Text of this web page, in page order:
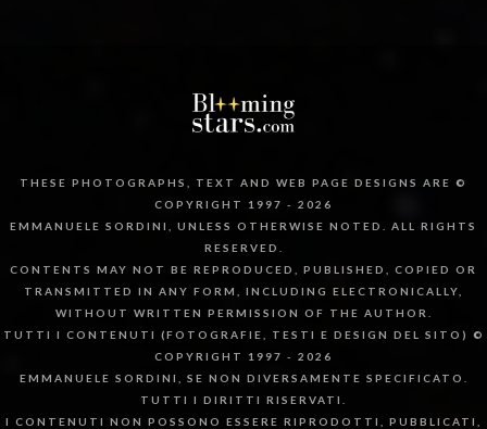
THESE PHOTOGRAPHS, TEXT AND WEB PAGE DESIGNS ARE ©
COPYRIGHT 1997 - 2026
EMMANUELE SORDINI, UNLESS OTHERWISE NOTED. ALL RIGHTS
RESERVED.
CONTENTS MAY NOT BE REPRODUCED, PUBLISHED, COPIED OR
TRANSMITTED IN ANY FORM, INCLUDING ELECTRONICALLY,
WITHOUT WRITTEN PERMISSION OF THE AUTHOR.
TUTTI I CONTENUTI (FOTOGRAFIE, TESTI E DESIGN DEL SITO) ©
COPYRIGHT 1997 - 2026
EMMANUELE SORDINI, SE NON DIVERSAMENTE SPECIFICATO.
TUTTI I DIRITTI RISERVATI.
I CONTENUTI NON POSSONO ESSERE RIPRODOTTI, PUBBLICATI,